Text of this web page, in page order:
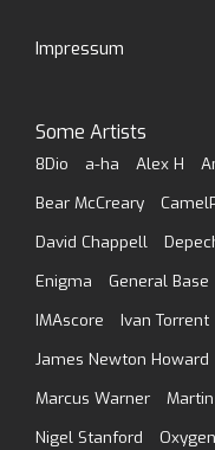
Impressum
Some Artists
8Dio a-ha Alex H
Bear McCreary
David Chappell
Enigma
General Base
IMAscore
Ivan Torrent
James Newton Howard
Marcus Warner
Nigel Stanford